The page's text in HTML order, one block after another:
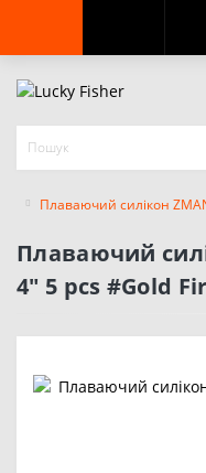
Плаваючий силікон
Плаваючий
4" 5 pcs #Gold